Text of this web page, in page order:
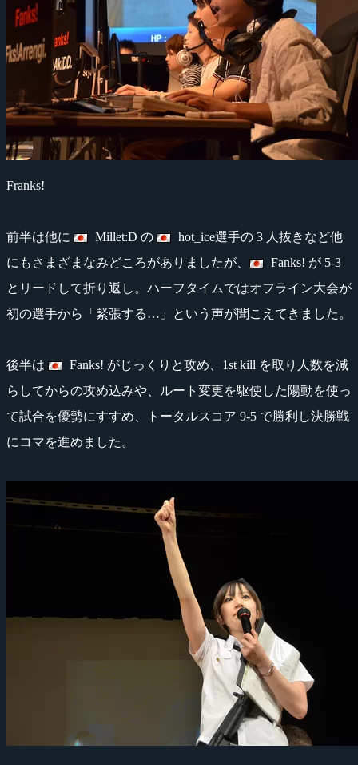
Franks!
前半は他に Millet:D の
hot_ice選手の 3 人抜きなど他
にもさまざまなみどころがありましたが、
Fanks! が 5-3
とリードして折り返し。ハーフタイムではオフライン大会が
初の選手から「緊張する…」という声が聞こえてきました。
後半は
Fanks! がじっくりと攻め、1st kill を取り人数を減
らしてからの攻め込みや、ルート変更を駆使した陽動を使っ
て試合を優勢にすすめ、トータルスコア 9-5 で勝利し決勝戦
にコマを進めました。